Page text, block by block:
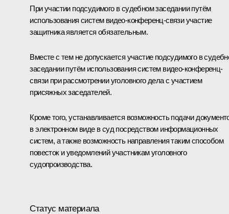
При участии подсудимого в судебном заседании путём
использования систем видео-конференц-связи участие
защитника является обязательным.
Вместе с тем не допускается участие подсудимого в
заседании путём использования систем видео-конференц-
связи при рассмотрении уголовного дела с участием
присяжных заседателей.
Кроме того, устанавливается возможность подачи
в электронном виде в суд посредством информационных
систем, а также возможность направления таким способом
повесток и уведомлений участникам уголовного
судопроизводства.
Статус материала